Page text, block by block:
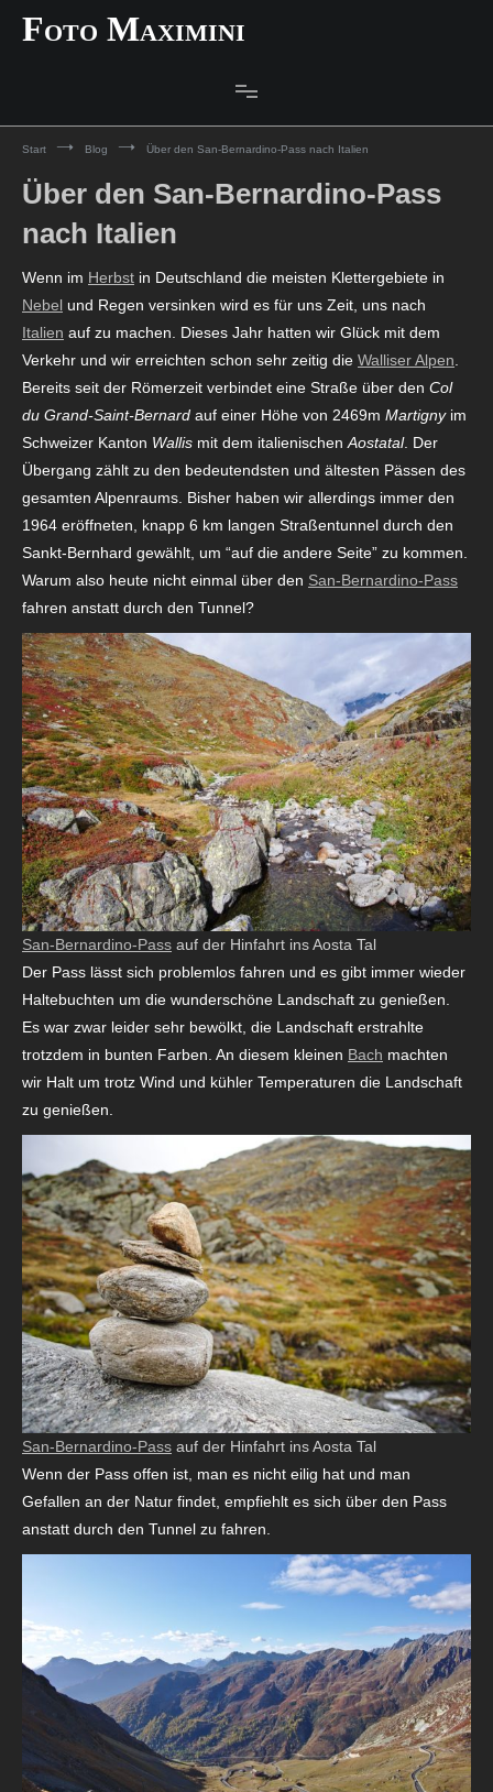
InhaltFoto Maximini
Start Blog Über den San-Bernardino-Pass nach Italien
Über den San-Bernardino-Pass
nach Italien
Wenn im Herbst in Deutschland die meisten Klettergebiete in
Nebel und Regen versinken wird es für uns Zeit, uns nach
Italien auf zu machen. Dieses Jahr hatten wir Glück mit dem
Verkehr und wir erreichten schon sehr zeitig die Walliser Alpen
Bereits seit der Römerzeit verbindet eine Straße über den Col
du Grand-Saint-Bernard auf einer Höhe von 2469m Martignyim
Schweizer Kanton Wallis mit dem italienischen Aostatal. Der
Übergang zählt zu den bedeutendsten und ältesten Pässen des
gesamten Alpenraums. Bisher haben wir allerdings immer den
1964 eröffneten, knapp 6 km langen Straßentunnel durch den
Sankt-Bernhard gewählt, um “auf die andere Seite” zu kommen.
Warum also heute nicht einmal über den San-Bernardino-Pass
fahren anstatt durch den Tunnel?
San-Bernardino-Pass auf der Hinfahrt ins Aosta Tal
Der Pass lässt sich problemlos fahren und es gibt immer wieder
Haltebuchten um die wunderschöne Landschaft zu genießen.
Es war zwar leider sehr bewölkt, die Landschaft erstrahlte
trotzdem in bunten Farben. An diesem kleinen Bach machten
wir Halt um trotz Wind und kühler Temperaturen die Landschaft
zu genießen.
San-Bernardino-Pass auf der Hinfahrt ins Aosta Tal
Wenn der Pass offen ist, man es nicht eilig hat und man
Gefallen an der Natur findet, empfiehlt es sich über den Pass
anstatt durch den Tunnel zu fahren.